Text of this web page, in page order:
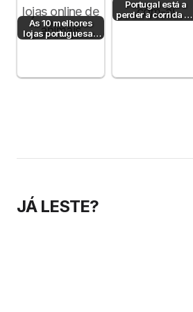
As 10 melhores
lojas portuguesas
de produtos para
Portugal está a
perder a corrida da
IA no e-commerce
JÁ LESTE?